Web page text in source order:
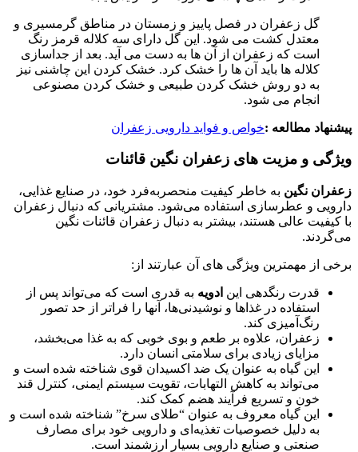
گل زعفران در فصل پاییز و زمستان در مناطق گرمسیری و
معتدل کشت می شود. این گل دارای سه کلاله قرمز رنگ
است که زعفران از آن ها به دست می آید. بعد از جداسازی
کلاله ها باید آن ها را خشک کرد. خشک کردن این چاشنی نیز
به دو روش خشک کردن طبیعی و خشک کردن مصنوعی
انجام می شود.
پیشنهاد مطالعه :خواص و فواید دارویی زعفران
ویژگی و مزیت های زعفران نگین قائنات
زعفران نگین به خاطر کیفیت منحصربه‌فرد خود، در صنایع غذایی،
دارویی و عطرسازی استفاده می‌شود. مشتریانی که دنبال زعفران
با کیفیت عالی هستند، بیشتر به دنبال زعفران قائنات نگین
می‌گردند.
برخی از مهمترین ویژگی های آن عبارتند از:
قدرت رنگدهی این ادویه به قدری است که می‌تواند پس از
استفاده در غذاها و نوشیدنی‌ها، آنها را فراتر از حد تصور
رنگ‌آمیزی کند.
زعفران، علاوه بر طعم و بوی خوبی که به غذا می‌بخشد،
مزایای زیادی برای سلامتی انسان دارد.
این گیاه به عنوان یک ضد اکسیدان قوی شناخته شده است و
می‌تواند به کاهش التهابات، تقویت سیستم ایمنی، کنترل قند
خون و تسریع فرآیند هضم کمک کند.
این گیاه معروف به عنوان “طلای سرخ” شناخته شده است و
به دلیل خصوصیات تغذیه‌ای و دارویی خود برای مصارف
صنعتی و صنایع دارویی بسیار ارزشمند است.